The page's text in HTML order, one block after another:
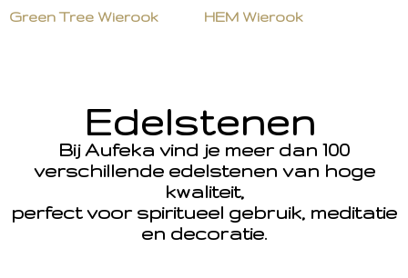
Green Tree Wierook HEM Wierook
Edelstenen
Bij Aufeka vind je meer dan 100
verschillende edelstenen van hoge
kwaliteit,
perfect voor spiritueel gebruik, meditatie
en decoratie.